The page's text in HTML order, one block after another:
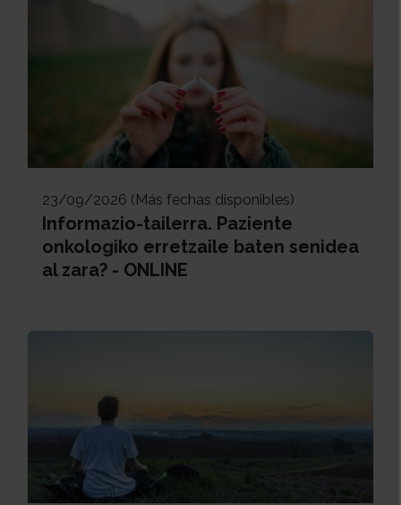
23/09/2026 (Más fechas disponibles)
Informazio-tailerra. Paziente
onkologiko erretzaile baten senidea
al zara? - ONLINE